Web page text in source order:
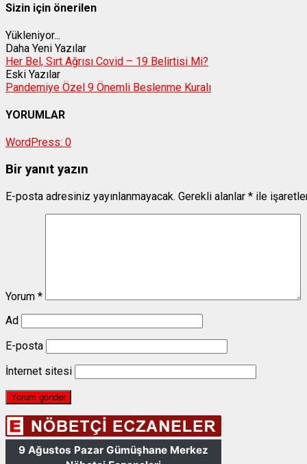
Sizin için önerilen
Yükleniyor...
Daha Yeni Yazılar
Her Bel, Sırt Ağrısı Covid – 19 Belirtisi Mi?
Eski Yazılar
Pandemiye Özel 9 Önemli Beslenme Kuralı
YORUMLAR
WordPress: 0
Bir yanıt yazın
E-posta adresiniz yayınlanmayacak. Gerekli alanlar * ile
Yorum *
Ad
E-posta
İnternet sitesi